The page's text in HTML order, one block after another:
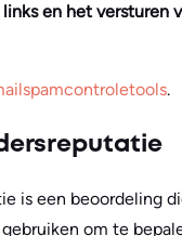
en het versturen
.
is een beoordeling
om te